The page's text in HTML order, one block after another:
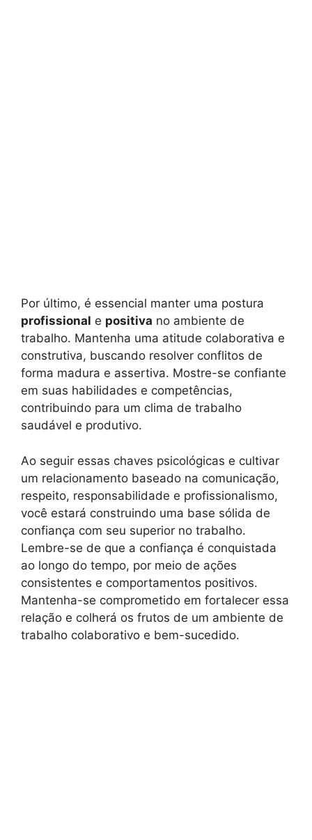
Por último, é essencial manter uma postura
profissional e positiva no ambiente de
trabalho. Mantenha uma atitude colaborativa e
construtiva, buscando resolver conflitos de
forma madura e assertiva. Mostre-se confiante
em suas habilidades e competências,
contribuindo para um clima de trabalho
saudável e produtivo.
Ao seguir essas chaves psicológicas e cultivar
um relacionamento baseado na comunicação,
respeito, responsabilidade e profissionalismo,
você estará construindo uma base sólida de
confiança com seu superior no trabalho.
Lembre-se de que a confiança é conquistada
ao longo do tempo, por meio de ações
consistentes e comportamentos positivos.
Mantenha-se comprometido em fortalecer essa
relação e colherá os frutos de um ambiente de
trabalho colaborativo e bem-sucedido.